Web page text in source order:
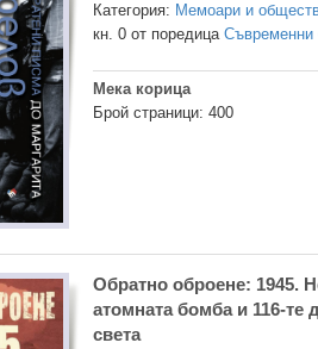
Категория: Мемоари и
кн. 0 от поредица Съвременни
Мека корица
Брой страници: 400
Обратно оброене: 1945.
атомната бомба и 116-те
света